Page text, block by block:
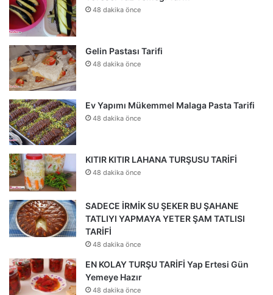
48 dakika önce
Gelin Pastası Tarifi
48 dakika önce
Ev Yapımı Mükemmel Malaga Pasta Tarifi
48 dakika önce
KITIR KITIR LAHANA TURŞUSU TARİFİ
48 dakika önce
SADECE İRMİK SU ŞEKER BU ŞAHANE
TATLIYI YAPMAYA YETER ŞAM TATLISI
TARİFİ
48 dakika önce
EN KOLAY TURŞU TARİFİ Yap Ertesi Gün
Yemeye Hazır
48 dakika önce